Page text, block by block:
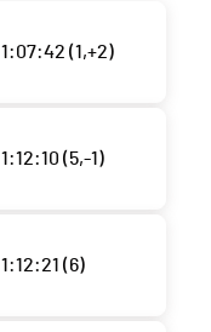
1:07:42 (1,+2)
1:12:10 (5,-1)
1:12:21 (6)